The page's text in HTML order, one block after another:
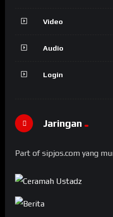
Video
Audio
Login
Jaringan
Part of sipjos.com yang